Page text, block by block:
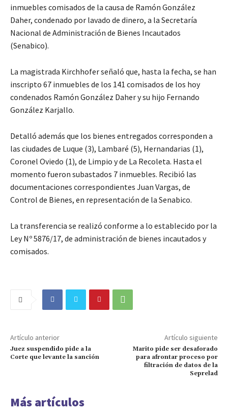
inmuebles comisados de la causa de Ramón González
Daher, condenado por lavado de dinero, a la Secretaría
Nacional de Administración de Bienes Incautados
(Senabico).
La magistrada Kirchhofer señaló que, hasta la fecha, se han
inscripto 67 inmuebles de los 141 comisados de los hoy
condenados Ramón González Daher y su hijo Fernando
González Karjallo.
Detalló además que los bienes entregados corresponden a
las ciudades de Luque (3), Lambaré (5), Hernandarias (1),
Coronel Oviedo (1), de Limpio y de La Recoleta. Hasta el
momento fueron subastados 7 inmuebles. Recibió las
documentaciones correspondientes Juan Vargas, de
Control de Bienes, en representación de la Senabico.
La transferencia se realizó conforme a lo establecido por la
Ley Nº 5876/17, de administración de bienes incautados y
comisados.
Artículo anterior
Juez suspendido pide a la
Corte que levante la sanción
Artículo siguiente
Marito pide ser desaforado
para afrontar proceso por
filtración de datos de la
Seprelad
Más artículos